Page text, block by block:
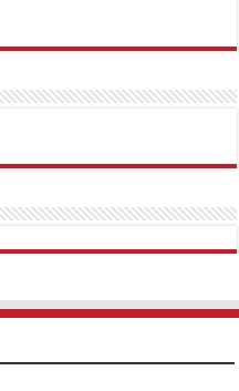
TipobetMatadorbetMariobet